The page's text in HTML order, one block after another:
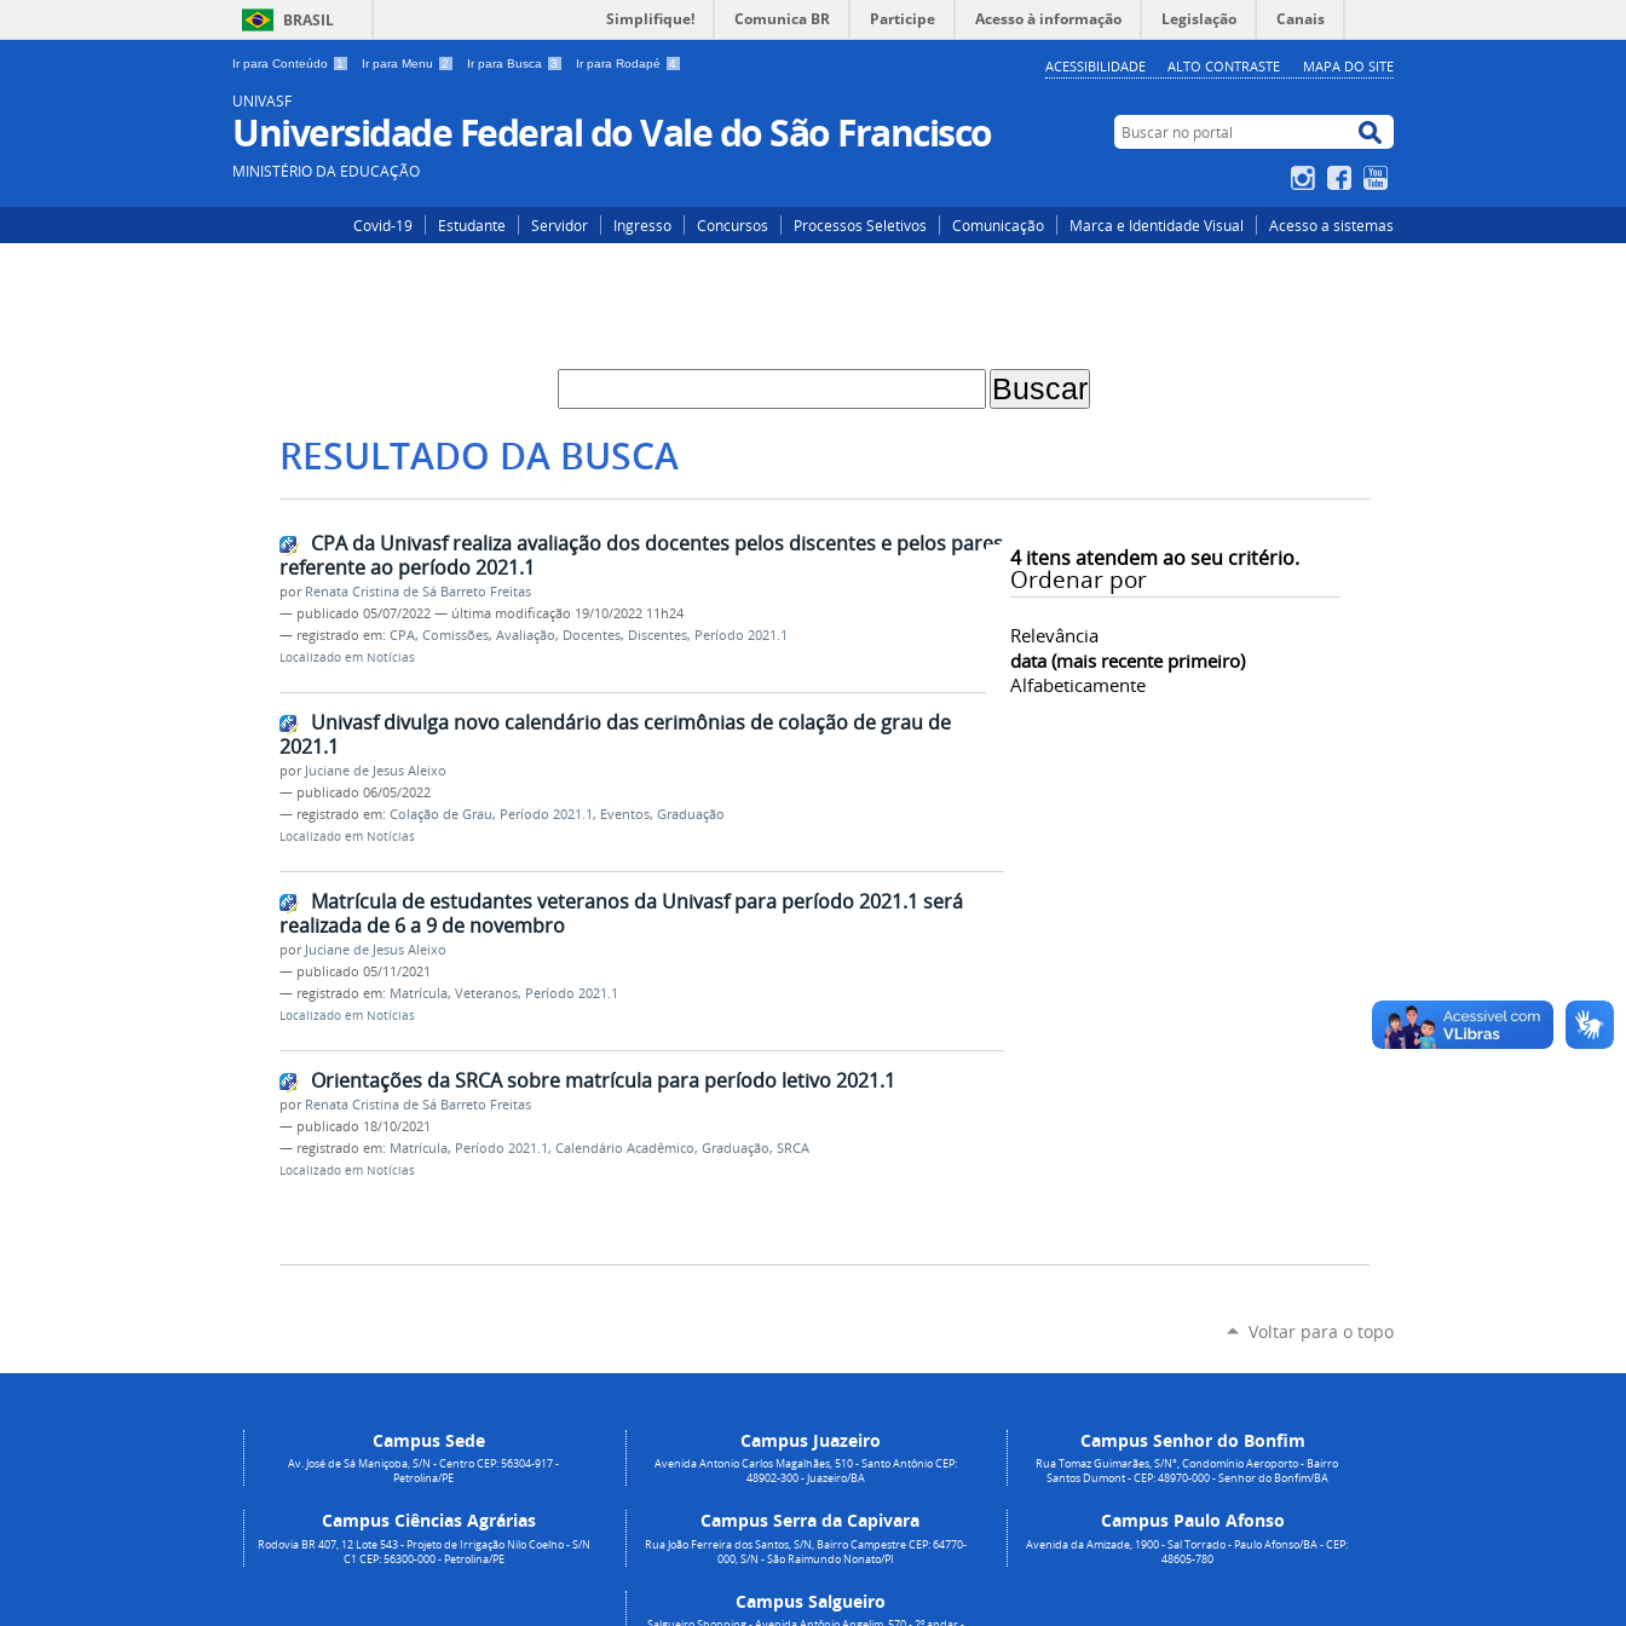
BRASIL Simplifique! Comunica BR Participe Acesso à informação Legislação Canais
Ir para Conteúdo 1 Ir para Menu 2 Ir para Busca 3 Ir para Rodapé 4 ACESSIBILIDADE ALTO CONTRASTE MAPA DO SITE
UNIVASF
Universidade Federal do Vale do São Francisco
MINISTÉRIO DA EDUCAÇÃO
Buscar no portal
Buscar no portal
InstagramFacebook
Covid-19 Estudante Servidor Ingresso Concursos Processos Seletivos Comunicação Marca e Identidade Visual Acesso a sistemas
RESULTADO DA BUSCA
4itens atendem ao seu critério.
Ordenar por
Relevância
data (mais recente primeiro)
Alfabeticamente
CPA da Univasf realiza avaliação dos docentes pelos discentes e pelos pares
referente ao período 2021.1
por Renata Cristina de Sá Barreto Freitas
— publicado 05/07/2022 — última modificação 19/10/2022 11h24
— registrado em: CPA, Comissões, Avaliação, Docentes, Discentes, Período 2021.1
Localizado em Notícias
Univasf divulga novo calendário das cerimônias de colação de grau de
2021.1
por Juciane de Jesus Aleixo
— publicado 06/05/2022
— registrado em: Colação de Grau, Período 2021.1, Eventos, Graduação
Localizado em Notícias
Matrícula de estudantes veteranos da Univasf para período 2021.1 será
realizada de 6 a 9 de novembro
por Juciane de Jesus Aleixo
— publicado 05/11/2021
— registrado em: Matrícula, Veteranos, Período 2021.1
Localizado em Notícias
Orientações da SRCA sobre matrícula para período letivo 2021.1
por Renata Cristina de Sá Barreto Freitas
— publicado 18/10/2021
— registrado em: Matrícula, Período 2021.1, Calendário Acadêmico, Graduação, SRCA
Localizado em Notícias
Voltar para o topo
Campus Sede
Av. José de Sá Maniçoba, S/N - Centro CEP: 56304-917 -
Petrolina/PE
Campus Ciências Agrárias
Rodovia BR 407, 12 Lote 543 - Projeto de Irrigação Nilo Coelho - S/N
C1 CEP: 56300-000 - Petrolina/PE
Campus Juazeiro
Avenida Antonio Carlos Magalhães, 510 - Santo Antônio CEP:
48902-300 - Juazeiro/BA
Campus Serra da Capivara
Rua João Ferreira dos Santos, S/N, Bairro Campestre CEP: 64770-
000, S/N - São Raimundo Nonato/PI
Campus Salgueiro
Campus Senhor do Bonfim
Rua Tomaz Guimarães, S/N°, Condomínio Aeroporto - Bairro
Santos Dumont - CEP: 48970-000 - Senhor do Bonfim/BA
Campus Paulo Afonso
Avenida da Amizade, 1900 - Sal Torrado - Paulo Afonso/BA - CEP:
48605-780